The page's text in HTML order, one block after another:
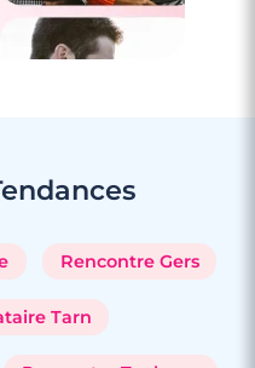
Rencontre Gers
Tarn